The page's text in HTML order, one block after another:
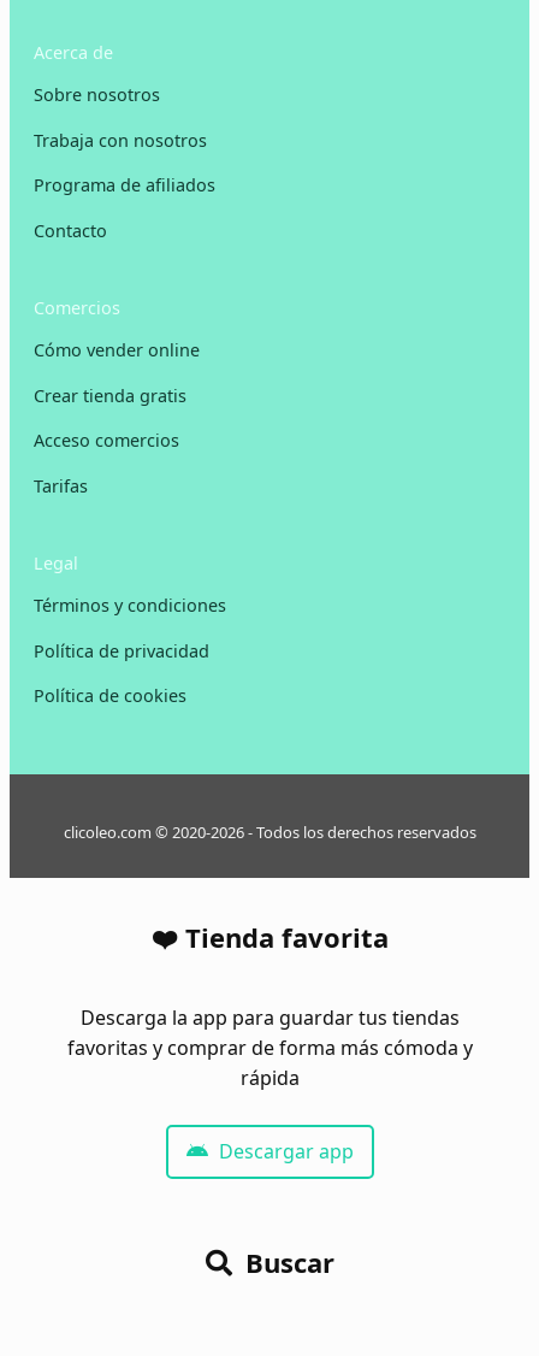
Acerca de
Sobre nosotros
Trabaja con nosotros
Programa de afiliados
Contacto
Comercios
Cómo vender online
Crear tienda gratis
Acceso comercios
Tarifas
Legal
Términos y condiciones
Política de privacidad
Política de cookies
clicoleo.com © 2020-2026 - Todos los derechos reservados
❤️ Tienda favorita
Descarga la app para guardar tus tiendas
favoritas y comprar de forma más cómoda y
rápida
Descargar app
Buscar